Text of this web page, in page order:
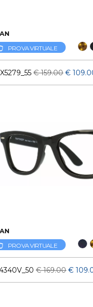
PROVA VIRTUALE
€ 159.00 €
PROVA VIRTUALE
€ 169.00 €